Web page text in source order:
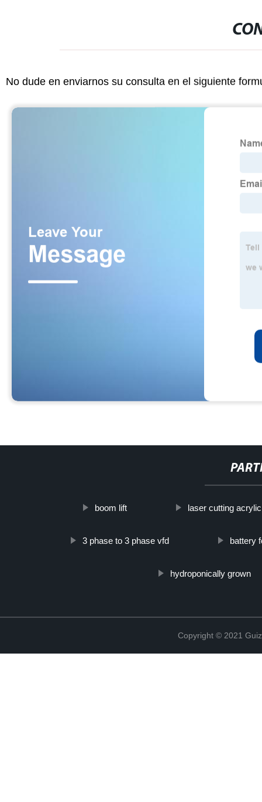
No dude en enviarnos su consulta en el siguiente
boom lift laser cutting acrylic
3 phase to 3 phase vfd battery
hydroponically grown
Copyright © 2021